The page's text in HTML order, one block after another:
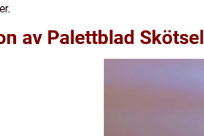
av Palettblad Skötsel